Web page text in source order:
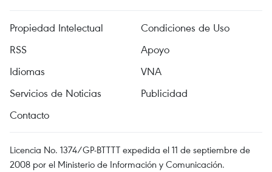
Propiedad Intelectual
Condiciones de Uso
RSS
Apoyo
Idiomas
VNA
Servicios de Noticias
Publicidad
Contacto
Licencia No. 1374/GP-BTTTT expedida el 11 de septiembre de
2008 por el Ministerio de Información y Comunicación.